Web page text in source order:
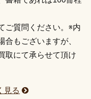
ご質問ください。※内
もございますが、
取にて承らせて頂け
見る